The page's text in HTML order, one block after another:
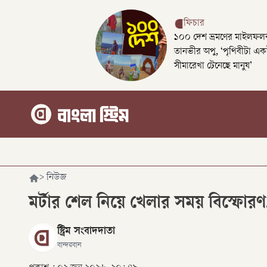
ফিচার
১০০ দেশ ভ্রমণের
তানভীর অপু, ‘পৃথিবীটা
সীমারেখা টেনেছে মানুষ’
> নিউজ
মর্টার শেল নিয়ে খেলার সময়
স্ট্রিম সংবাদদাতা
বান্দরবান